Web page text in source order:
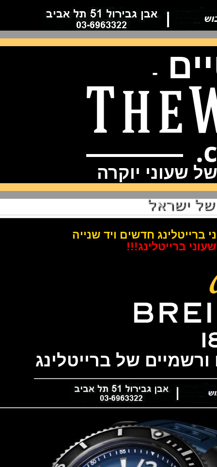
-
יוקרה
חדשים ויד שנייה
ברייטלינג!!!
של ברייטלינג